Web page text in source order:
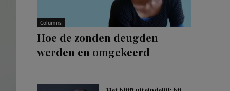
Columns
Hoe de zonden deugden
werden en omgekeerd